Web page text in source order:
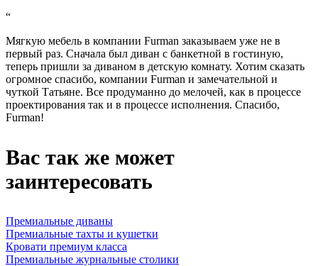
“
Мягкую мебель в компании Furman заказываем уже не в
первый раз. Сначала был диван с банкетной в гостиную,
теперь пришли за диваном в детскую комнату. Хотим сказать
огромное спасибо, компании Furman и замечательной и
чуткой Татьяне. Все продуманно до мелочей, как в процессе
проектирования так и в процессе исполнения. Спасибо,
Furman!
Вас так же может
заинтересовать
Премиальные диваны
Премиальные тахты и кушетки
Кровати премиум класса
Премиальные журнальные столики